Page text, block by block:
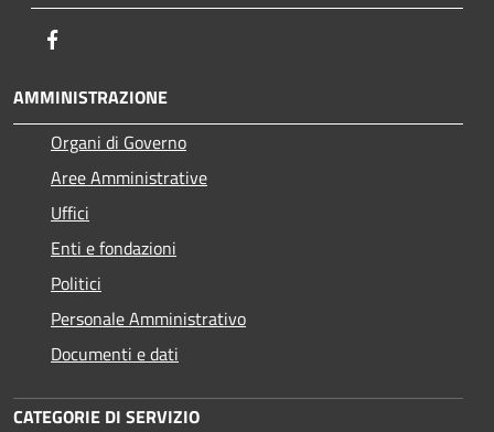
AMMINISTRAZIONE
Organi di Governo
Aree Amministrative
Uffici
Enti e fondazioni
Politici
Personale Amministrativo
Documenti e dati
CATEGORIE DI SERVIZIO